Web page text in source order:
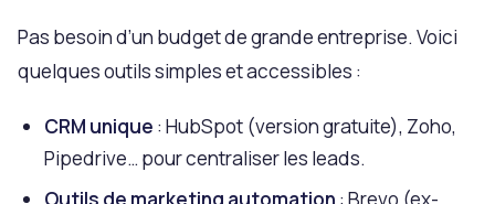
Pas besoin d’un budget de grande entreprise. Voici
quelques outils simples et accessibles :
CRM unique : HubSpot (version gratuite), Zoho,
Pipedrive… pour centraliser les leads.